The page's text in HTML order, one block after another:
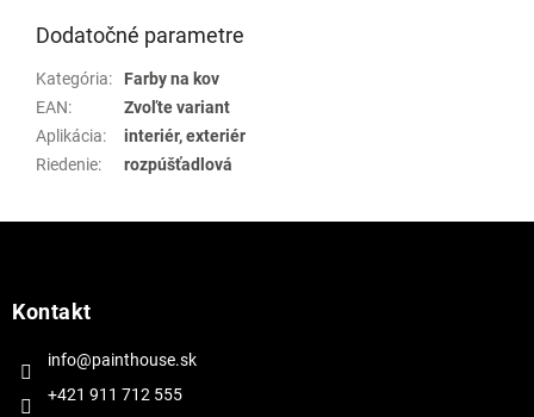
Dodatočné parametre
Kategória:
Farby na kov
EAN:
Zvoľte variant
Aplikácia:
interiér, exteriér
Riedenie: rozpúšťadlová
Kontakt
info@painthouse.sk
+421 911 712 555